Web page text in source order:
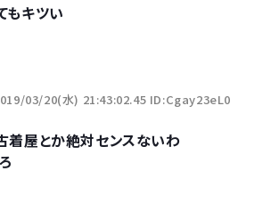
もキツい
03/20(水) 21:43:02.45 ID:Cgay23eL0
着屋とか絶対センスないわ